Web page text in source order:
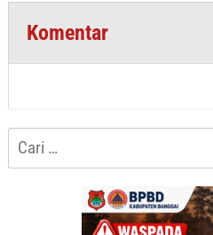
Komentar
Cari
untuk: